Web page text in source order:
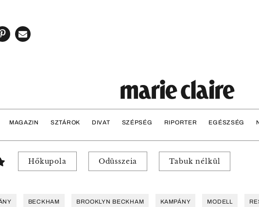
MAGAZIN SZTÁROK DIVAT SZÉPSÉG RIPORTER EGÉSZSÉG
Hőkupola Odüsszeia Tabuk nélkül
BECKHAM BROOKLYN BECKHAM KAMPÁNY MODELL